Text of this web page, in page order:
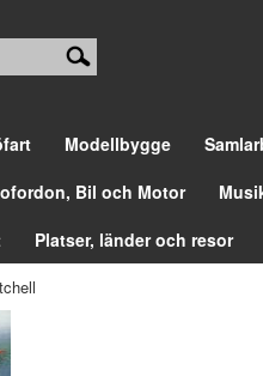
Modellbygge
Bil och Motor
Platser, länder och resor